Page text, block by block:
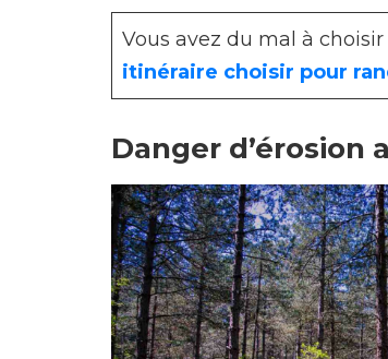
Vous avez du mal à
itinéraire choisir pour
Danger